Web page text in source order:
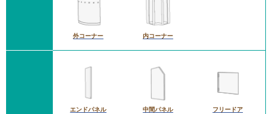
外コーナー 内コーナー
エンドパネル 中間パネル フリードア